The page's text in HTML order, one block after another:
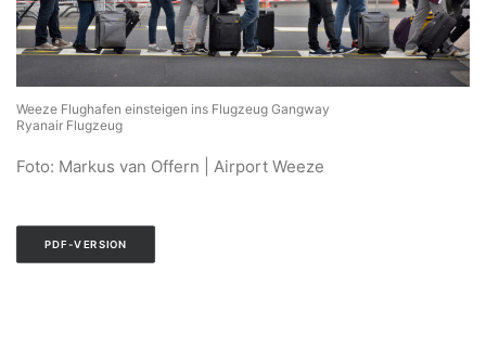
Weeze Flughafen einsteigen ins Flugzeug Gangway
Ryanair Flugzeug
Foto: Markus van Offern | Airport Weeze
PDF-VERSION